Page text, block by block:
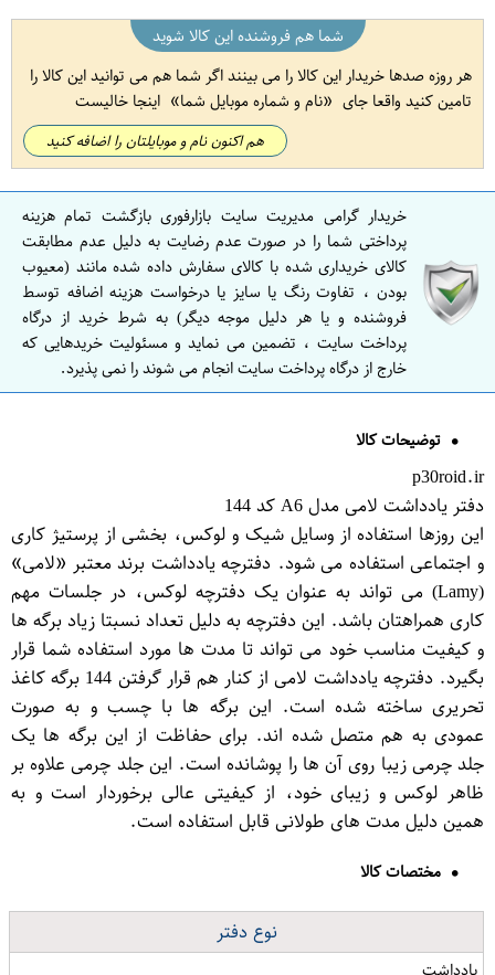
شما هم فروشنده این کالا شوید
هر روزه صدها خریدار این کالا را می بینند اگر شما هم می توانید این کالا را
تامین کنید واقعا جای
نام و شماره موبایل شما اینجا خالیست
هم اکنون نام و موبایلتان را اضافه کنید
خریدار گرامی مدیریت سایت بازارفوری بازگشت تمام هزینه
پرداختی شما را در صورت عدم رضایت به دلیل عدم مطابقت
کالای خریداری شده با کالای سفارش داده شده مانند (معیوب
بودن ، تفاوت رنگ یا سایز یا درخواست هزینه اضافه توسط
فروشنده و یا هر دلیل موجه دیگر) به شرط خرید از درگاه
پرداخت سایت ، تضمین می نماید و مسئولیت خریدهایی که
خارج از درگاه پرداخت سایت انجام می شوند را نمی پذیرد.
توضیحات کالا
p30roid.ir
دفتر یادداشت لامی مدل A6 کد 144
این روزها استفاده از وسایل شیک و لوکس، بخشی از پرستیژ کاری
و اجتماعی استفاده می شود. دفترچه یادداشت برند معتبر «لامی»
(Lamy) می تواند به عنوان یک دفترچه لوکس، در جلسات مهم
کاری همراهتان باشد. این دفترچه به دلیل تعداد نسبتا زیاد برگه ها
و کیفیت مناسب خود می تواند تا مدت ها مورد استفاده شما قرار
بگیرد. دفترچه یادداشت لامی از کنار هم قرار گرفتن 144 برگه کاغذ
تحریری ساخته شده است. این برگه ها با چسب و به صورت
عمودی به هم متصل شده اند. برای حفاظت از این برگه ها یک
جلد چرمی زیبا روی آن ها را پوشانده است. این جلد چرمی علاوه بر
ظاهر لوکس و زیبای خود، از کیفیتی عالی برخوردار است و به
همین دلیل مدت های طولانی قابل استفاده است.
مختصات کالا
نوع دفتر